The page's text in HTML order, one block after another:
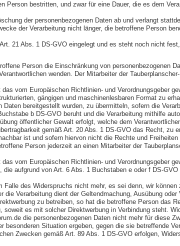
Person bestritten, und zwar für eine Dauer, die es dem
der personenbezogenen Daten ab und verlangt
der Verarbeitung nicht länger, die betroffene Person
21 Abs. 1 DS-GVO eingelegt und es steht noch nicht
Person die Einschränkung von personenbezogenen
wenden. Der Mitarbeiter der
vom Europäischen Richtlinien- und Verordnungsgeber
gängigen und maschinenlesbaren Format zu
bereitgestellt wurden, zu übermitteln, sofern die
b DS-GVO beruht und die Verarbeitung mithilfe
öffentlicher Gewalt erfolgt, welche dem
gemäß Art. 20 Abs. 1 DS-GVO das Recht, zu
ist und sofern hiervon nicht die Rechte und
Person jederzeit an einen Mitarbeiter der
vom Europäischen Richtlinien- und Verordnungsgeber
aufgrund von Art. 6 Abs. 1 Buchstaben e oder f DS-
des Widerspruchs nicht mehr, es sei denn, wir
Verarbeitung dient der Geltendmachung, Ausübung
zu betreiben, so hat die betroffene Person das
es mit solcher Direktwerbung in Verbindung steht.
die personenbezogenen Daten nicht mehr für diese
Situation ergeben, gegen die sie betreffende
Zwecken gemäß Art. 89 Abs. 1 DS-GVO erfolgen,